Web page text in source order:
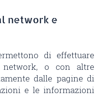
network e
di effettuare
o con altre
dalle pagine di
e le informazioni